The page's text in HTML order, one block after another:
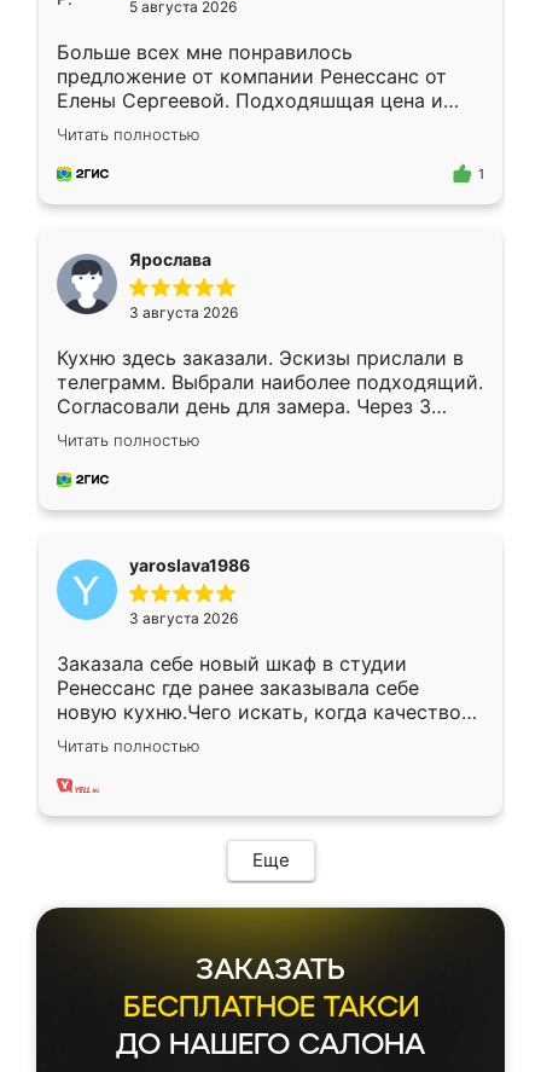
5 августа 2026
Больше всех мне понравилось
предложение от компании Ренессанс от
Елены Сергеевой. Подходяшщая цена и
короткие сроки изготовления. Приехавший
для замера сотрудник Владислав
предложил по моему эскизу самый
Читать полностью
1
Ярослава
3 августа 2026
Кухню здесь заказали. Эскизы прислали в
телеграмм. Выбрали наиболее подходящий.
Согласовали день для замера. Через 3
недели кухня была уже готова. Остались
довольны работой. Спасибо Ренессанс
мебель за качественную работу!
Читать полностью
yaroslava1986
3 августа 2026
Заказала себе новый шкаф в студии
Ренессанс где ранее заказывала себе
новую кухню.Чего искать, когда качеством
вполне довольна. Служит кухня уже почти
два года, нареканий нет.
Читать полностью
Еще
ЗАКАЗАТЬ
БЕСПЛАТНОЕ ТАКСИ
ДО НАШЕГО САЛОНА